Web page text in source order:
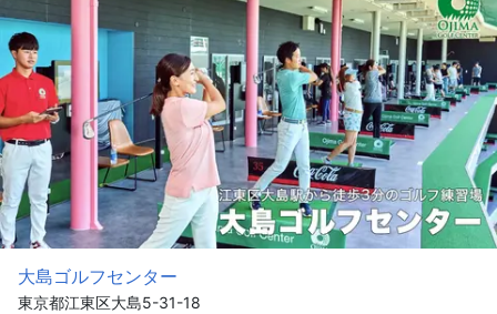
大島ゴルフセンター
東京都江東区大島5-31-18